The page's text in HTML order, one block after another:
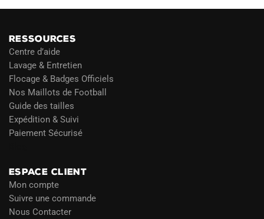
RESSOURCES
Centre d’aide
Lavage & Entretien
Flocage & Badges Officiels
Nos Maillots de Football
Guide des tailles
Expédition & Suivi
Paiement Sécurisé
ESPACE CLIENT
Mon compte
Suivre une commande
Nous Contacter